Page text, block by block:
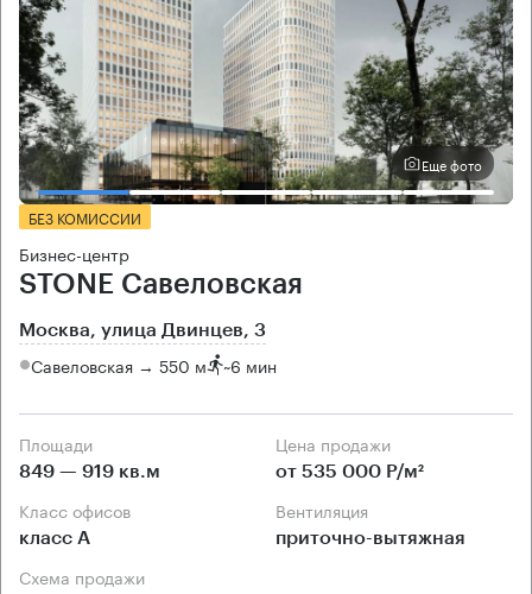
Еще фото
БЕЗ КОМИССИИ
Бизнес-центр
STONE Савеловская
Москва, улица Двинцев, 3
Савеловская → 550 м ~6 мин
Площади
849 — 919 кв.м
Цена продажи
от 535 000 Р/м²
Класс офисов
класс А
Вентиляция
приточно-вытяжная
Схема продажи